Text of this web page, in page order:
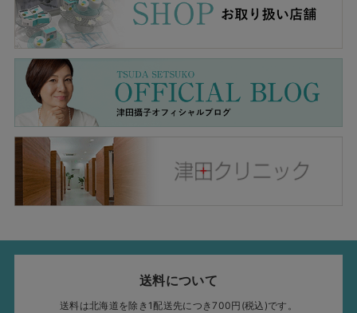
送料について
送料は北海道を除き1配送先につき700円(税込)です。